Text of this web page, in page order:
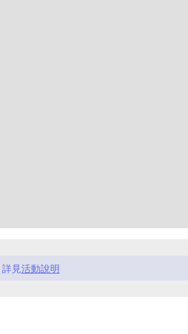
見活動說明